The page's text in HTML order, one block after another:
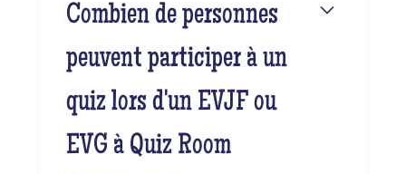
Combien de personnes
peuvent participer à un
quiz lors d'un EVJF ou
EVG à Quiz Room